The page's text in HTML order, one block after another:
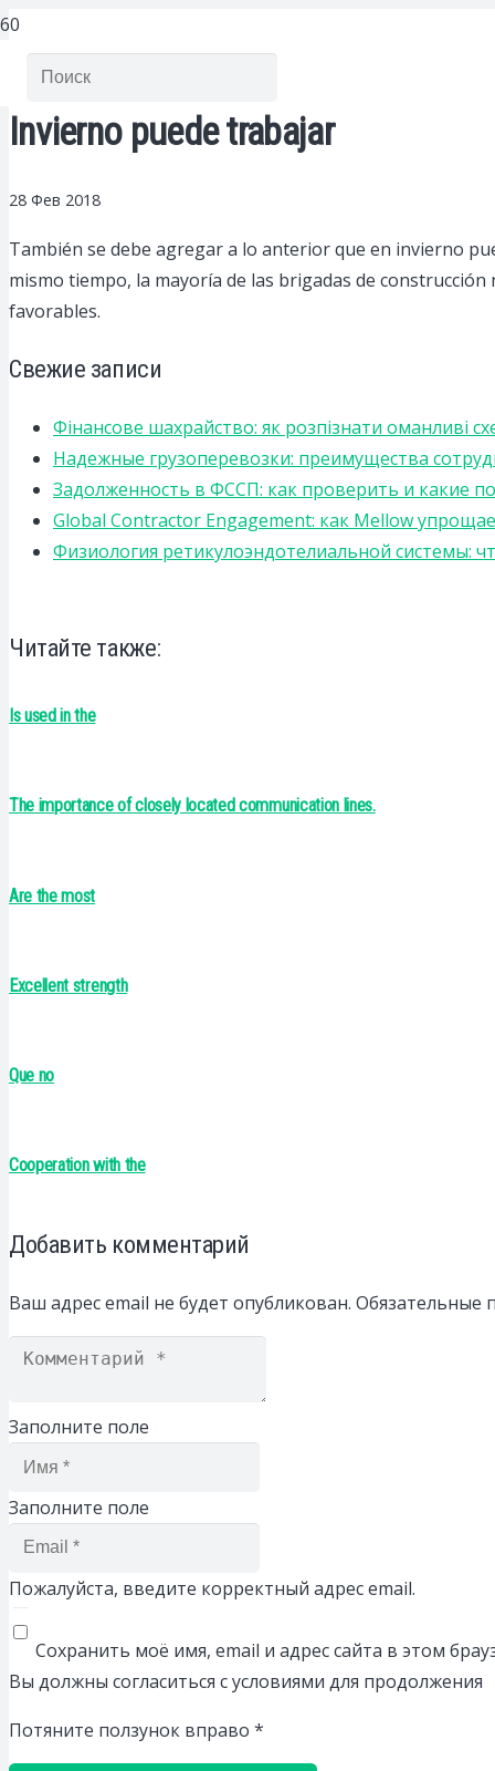
Invierno puede trabajar
28 Фев 2018
También se debe agregar a lo anterior que en invierno
mismo tiempo, la mayoría de las brigadas de
favorables.
Свежие записи
Фінансове шахрайство: як розпізнати оманливі
Надежные грузоперевозки: преимущества
Задолженность в ФССП: как проверить и какие
Global Contractor Engagement: как Mellow
Физиология ретикулоэндотелиальной системы:
Читайте также:
Is used in the
The importance of closely located communication lines.
Are the most
Excellent strength
Que no
Cooperation with the
Добавить комментарий
Ваш адрес email не будет опубликован. Обязательные
Заполните поле
Заполните поле
Пожалуйста, введите корректный адрес email.
Сохранить моё имя, email и адрес сайта в этом
Вы должны согласиться с условиями для продолжения
Потяните ползунок вправо *